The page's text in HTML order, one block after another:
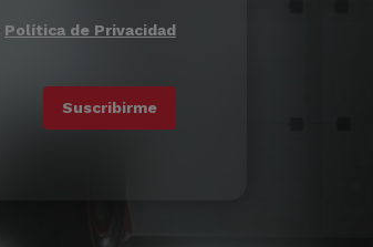
Política de Privacidad